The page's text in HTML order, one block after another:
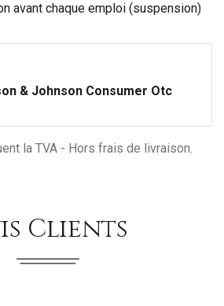
avant chaque emploi (suspension)
& Johnson Consumer Otc
la TVA - Hors frais de livraison.
Clients